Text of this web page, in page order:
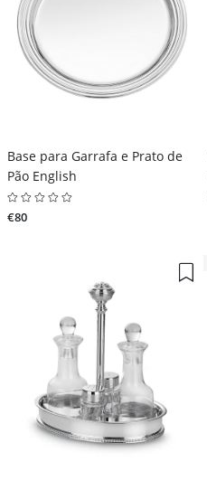
Base para Garrafa e Prato de
Pão English
€80